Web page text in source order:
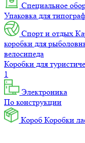
Специальное
Упаковка для
Спорт и отдых
коробки для
велосипеда
Коробки для
1
Электроника
По конструкции
Короб Коробки